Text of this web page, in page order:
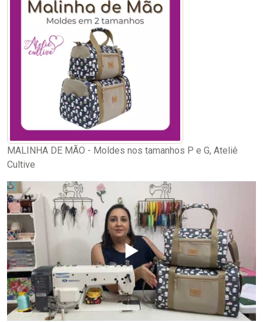
MALINHA DE MÃO - Moldes nos tamanhos P e G, Ateliê
Cultive
▶️